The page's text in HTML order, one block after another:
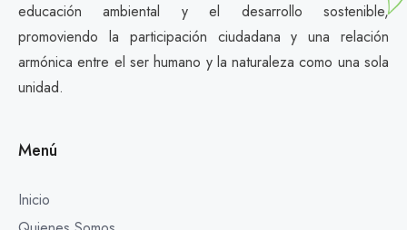
educación ambiental y el desarrollo sostenible,
promoviendo la participación ciudadana y una relación
armónica entre el ser humano y la naturaleza como una sola
unidad.
Menú
Inicio